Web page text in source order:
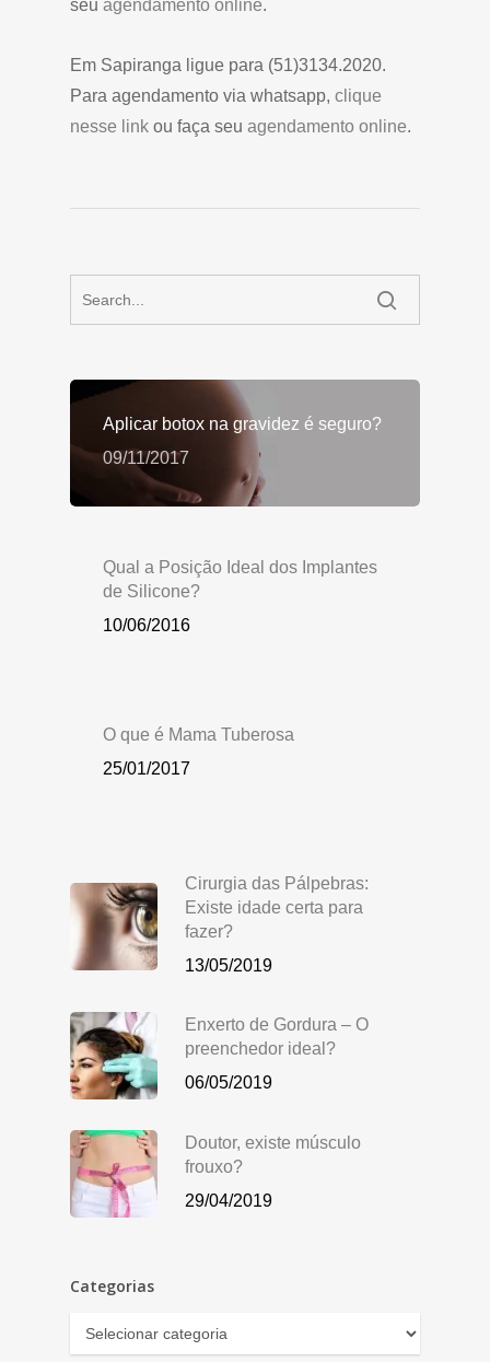
seu agendamento online.
Em Sapiranga ligue para (51)3134.2020.
Para agendamento via whatsapp, clique
nesse link ou faça seu agendamento online.
Aplicar botox na gravidez é seguro?
09/11/2017
Qual a Posição Ideal dos Implantes
de Silicone?
10/06/2016
O que é Mama Tuberosa
25/01/2017
Cirurgia das Pálpebras:
Existe idade certa para
fazer?
13/05/2019
Enxerto de Gordura – O
preenchedor ideal?
06/05/2019
Doutor, existe músculo
frouxo?
29/04/2019
Categorias
Categorias